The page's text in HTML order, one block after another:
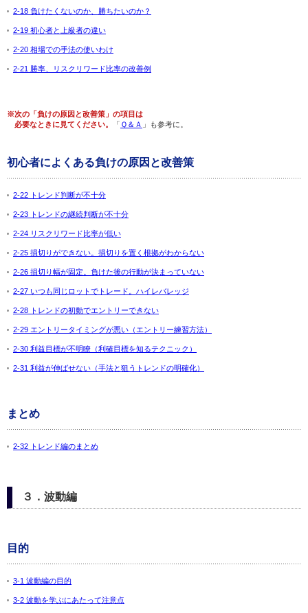
2-18 負けたくないのか、勝ちたいのか？
2-19 初心者と上級者の違い
2-20 相場での手法の使いわけ
2-21 勝率、リスクリワード比率の改善例
※次の「負けの原因と改善策」の項目は
必要なときに見てください。
「 Ｑ＆Ａ 」も参考に。
初心者によくある負けの原因と改善策
2-22 トレンド判断が不十分
2-23 トレンドの継続判断が不十分
2-24 リスクリワード比率が低い
2-25 損切りができない。損切りを置く根拠がわからない
2-26 損切り幅が固定。負けた後の行動が決まっていない
2-27 いつも同じロットでトレード。ハイレバレッジ
2-28 トレンドの初動でエントリーできない
2-29 エントリータイミングが悪い（エントリー練習方法）
2-30 利益目標が不明瞭（利確目標を知るテクニック）
2-31 利益が伸ばせない（手法と狙うトレンドの明確化）
まとめ
2-32 トレンド編のまとめ
３．波動編
目的
3-1 波動編の目的
3-2 波動を学ぶにあたって注意点